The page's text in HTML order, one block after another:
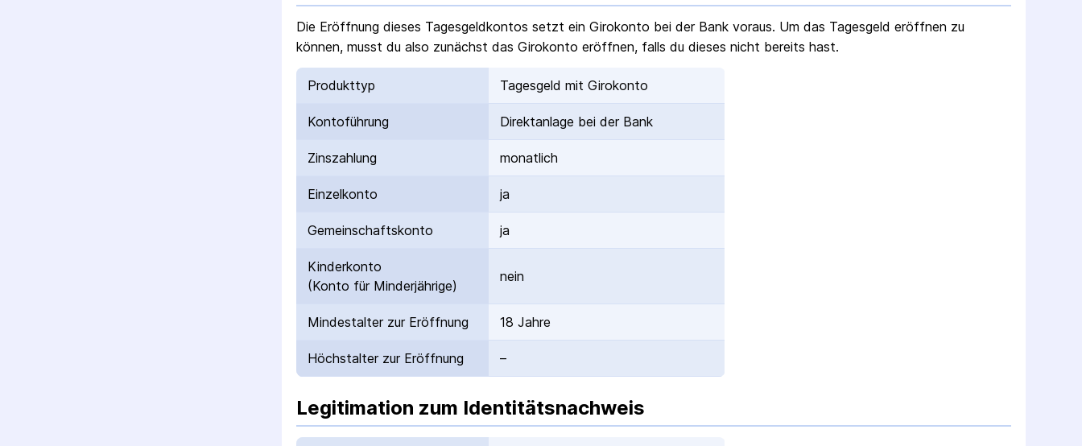
Die Eröffnung dieses Tagesgeldkontos setzt ein Girokonto bei der Bank voraus. Um das Tagesgeld eröffnen zu
können, musst du also zunächst das Girokonto eröffnen, falls du dieses nicht bereits hast.
Produkttyp Tagesgeld mit Girokonto
Kontoführung Direktanlage bei der Bank
Zinszahlung monatlich
Einzelkonto ja
Gemeinschafts­konto ja
Kinderkonto
(Konto für Minderjährige)
nein
Mindestalter zur Eröffnung 18 Jahre
Höchstalter zur Eröffnung –
Legitimation zum Identitätsnachweis